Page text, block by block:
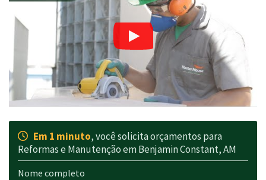
Em 1 minuto, você solicita orçamentos para
Reformas e Manutenção em Benjamin Constant, AM
Nome completo